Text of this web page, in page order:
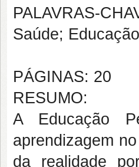
PALAVRAS-
Saúde;
PÁGINAS: 20
RESUMO:
A Educação
aprendizagem
da realidade